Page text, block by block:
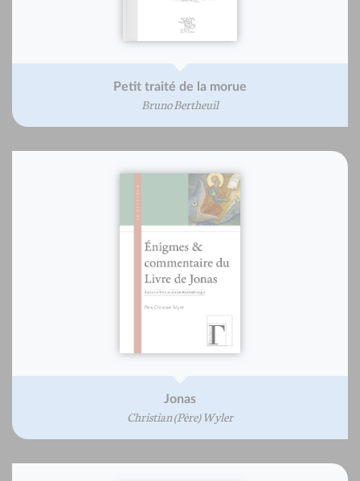
Petit traité de la morue
Bruno Bertheuil
Jonas
Christian (Père) Wyler